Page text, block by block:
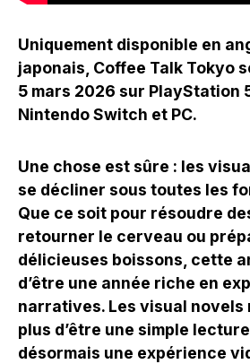
Uniquement disponible en
japonais, Coffee Talk Tokyo
5 mars 2026 sur PlayStation
Nintendo Switch et PC.
Une chose est sûre : les
se décliner sous toutes les
Que ce soit pour résoudre
retourner le cerveau ou
délicieuses boissons, cette
d’être une année riche en
narratives. Les visual novels
plus d’être une simple
désormais une expérience